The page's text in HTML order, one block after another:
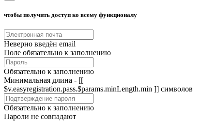
чтобы получить доступ ко всему функционалу
Неверно введён email
Поле обязательно к заполнению
Обязательно к заполнению
Минимальная длина - [[
$v.easyregistration.pass.$params.minLength.min ]] символов
Обязательно к заполнению
Пароли не совпадают